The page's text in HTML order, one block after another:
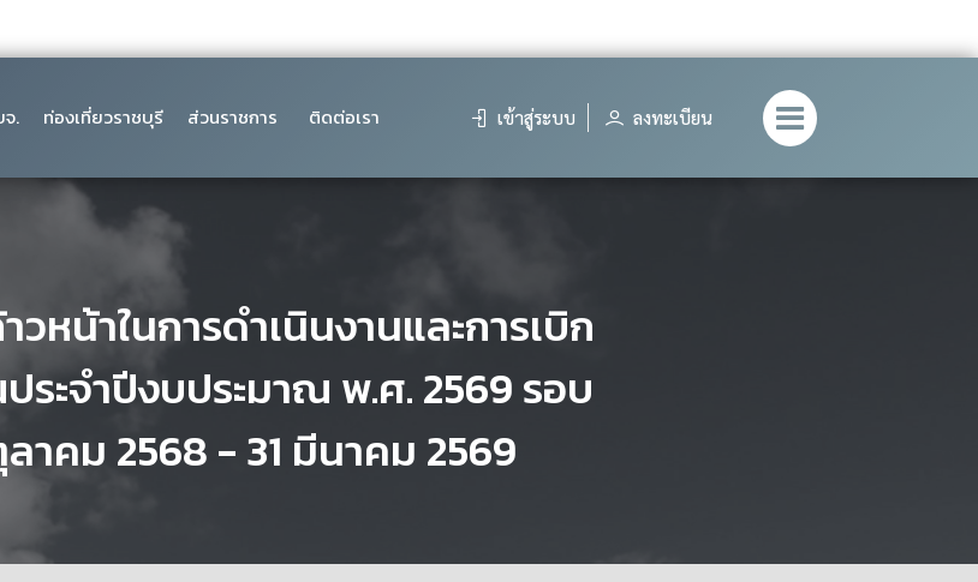
. ท่องเที่ยวราชบุรี ส่วนราชการ ติดต่อเรา เข้าสู่ระบบ ลงทะเบียน
หน้าในการดำเนินงานและการเบิก
ระจำปีงบประมาณ พ.ศ. 2569 รอบ
ลาคม 2568 - 31 มีนาคม 2569